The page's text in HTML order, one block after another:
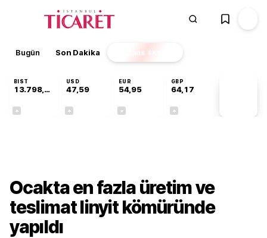
Bugün Son Dakika Finans EKSTRA
BIST
13.798,82
USD
47,59
EUR
54,95
GBP
64,17
Ocakta en fazla üretim ve
teslimat linyit kömüründe
yapıldı